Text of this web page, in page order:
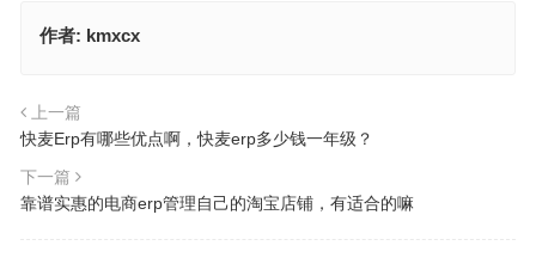
作者: kmxcx
上一篇
快麦Erp有哪些优点啊，快麦erp多少钱一年级？
下一篇
靠谱实惠的电商erp管理自己的淘宝店铺，有适合的嘛